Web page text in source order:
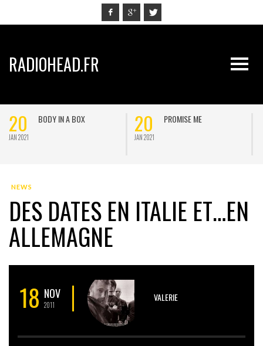
RADIOHEAD.FR
20
JAN 2021
BODY IN A BOX 20
JAN 2021
PROMISE ME
NEWS
DES DATES EN ITALIE ET…EN
ALLEMAGNE
18 NOV
2011
VALERIE